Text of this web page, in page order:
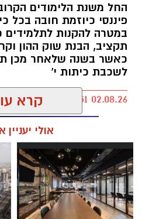
דוברות עיריית נס ציונה
מעטפת עירונית למי
תמיכה ייחודית לבני
האזרחים הוותיקים
יוזמה של המחלקה לרווחת
באגף הרווחה והשירותים
לתושבים המטפלים
מעשיים, מרחב רגשי מוגן
החל משנת הלימודים
פיננסי כיוזמת חובה בכל
במטרה להקנות לתלמידים
תקציב, הבנת שוק ההון
כאשר בשנה שלאחר מכן
לשכבת כיתות י'
/ 18:51 02.08.26
תגים:חטיבות ביניים נס
קרא
אולי יעניין